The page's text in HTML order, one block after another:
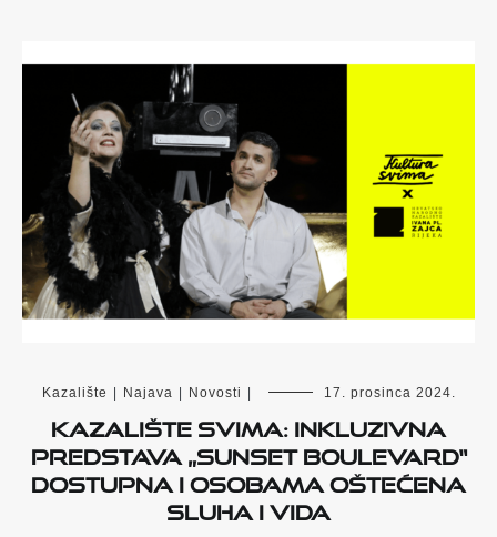
Kazalište | Najava | Novosti | 17. prosinca 2024.
Kazalište svima: Inkluzivna
predstava „Sunset Boulevard“
dostupna i osobama oštećena
sluha i vida